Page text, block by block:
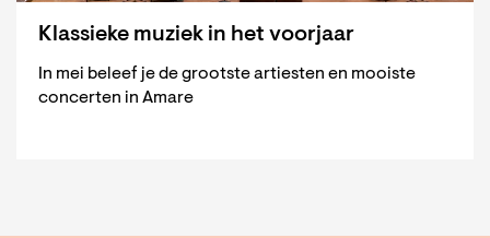
Klassieke muziek in het voorjaar
In mei beleef je de grootste artiesten en mooiste
concerten in Amare